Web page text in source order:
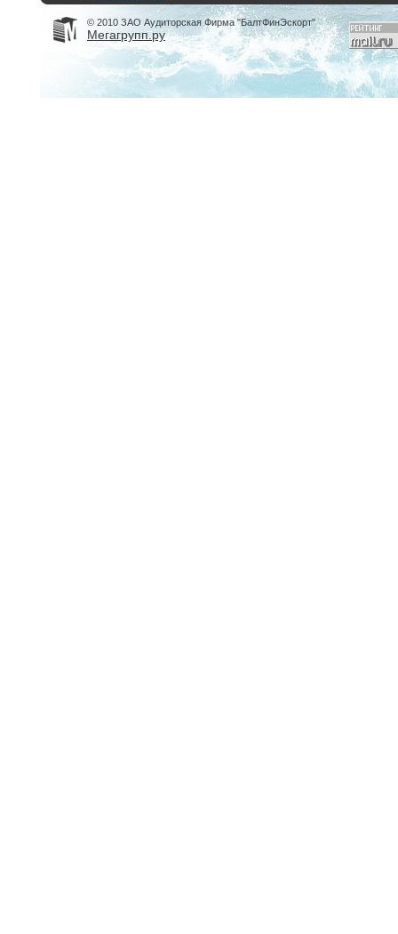
© 2010 ЗАО Аудиторская Фирма "БалтФинЭскорт"
Мегагрупп.ру